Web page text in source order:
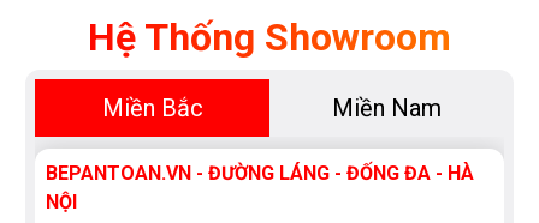
Hệ Thống Showroom
Miền Bắc Miền Nam
BEPANTOAN.VN - ĐƯỜNG LÁNG - ĐỐNG ĐA - HÀ
NỘI